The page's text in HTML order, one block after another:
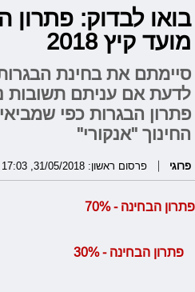
בואו לבדוק:
מועד קיץ 2018
סיימתם את בחינת
לדעת אם עניתם תשובות
פתרון הבגרות כפי
החינוך "אנקורי"
פרוגי פרסום ראשון: 31/05/2018, 17:03
פתרון הבחינה - 70%
פתרון הבחינה - 30%